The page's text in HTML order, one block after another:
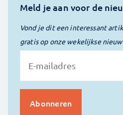
Meld je aan voor de
Vond je dit een interessant
gratis op onze wekelijkse